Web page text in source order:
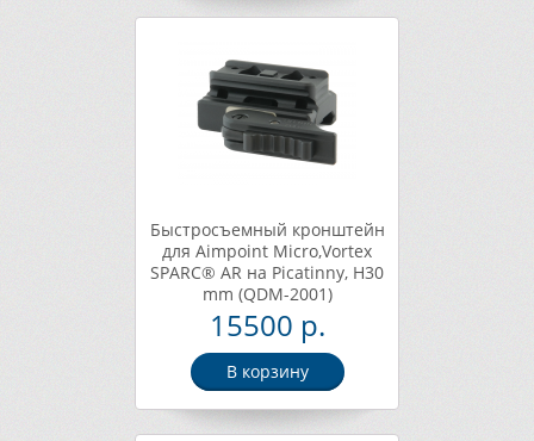
Быстросъемный кронштейн
для Aimpoint Micro,Vortex
SPARC® AR на Picatinny, H30
mm (QDM-2001)
15500 р.
В корзину